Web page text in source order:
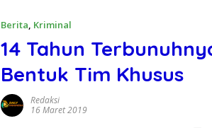
Berita, Kriminal
14 Tahun
Bentuk Tim Khusus
Redaksi
16 Maret 2019